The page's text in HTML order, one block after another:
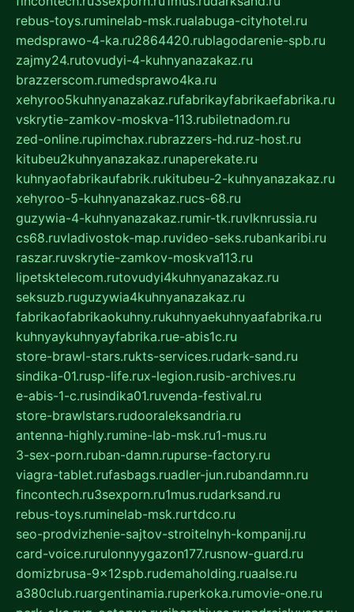
rebus-toys.ruminelab-msk.rualabuga-cityhotel.ru
medsprawo-4-ka.ru2864420.rublagodarenie-spb.ru
zajmy24.rutovudyi-4-kuhnyanazakaz.ru
brazzerscom.rumedsprawo4ka.ru
xehyroo5kuhnyanazakaz.rufabrikayfabrikaefabrika.ru
vskrytie-zamkov-moskva-113.rubiletnadom.ru
zed-online.rupimchax.rubrazzers-hd.ruz-host.ru
kitubeu2kuhnyanazakaz.runaperekate.ru
kuhnyaofabrikaufabrik.rukitubeu-2-kuhnyanazakaz.ru
xehyroo-5-kuhnyanazakaz.rucs-68.ru
guzywia-4-kuhnyanazakaz.rumir-tk.ruvlknrussia.ru
cs68.ruvladivostok-map.ruvideo-seks.rubankaribi.ru
raszar.ruvskrytie-zamkov-moskva113.ru
lipetsktelecom.rutovudyi4kuhnyanazakaz.ru
seksuzb.ruguzywia4kuhnyanazakaz.ru
fabrikaofabrikaokuhny.rukuhnyaekuhnyaafabrika.ru
kuhnyaykuhnyayfabrika.rue-abis1c.ru
store-brawl-stars.rukts-services.rudark-sand.ru
sindika-01.rusp-life.rux-legion.rusib-archives.ru
e-abis-1-c.rusindika01.ruvenda-festival.ru
store-brawlstars.rudooraleksandria.ru
antenna-highly.rumine-lab-msk.ru1-mus.ru
3-sex-porn.ruban-damn.rupurse-factory.ru
viagra-tablet.rufasbags.ruadler-jun.rubandamn.ru
fincontech.ru3sexporn.ru1mus.rudarksand.ru
rebus-toys.ruminelab-msk.rurtdco.ru
seo-prodvizhenie-sajtov-stroitelnyh-kompanij.ru
card-voice.rurulonnyygazon177.rusnow-guard.ru
domizbrusa-9x12spb.rudemaholding.ruaalse.ru
a380club.ruargentinamia.ruperkoka.rumovie-one.ru